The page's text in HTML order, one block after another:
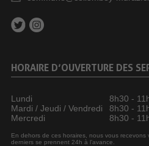
HORAIRE D’OUVERTURE DES
Lundi
8h30 -
Mardi / Jeudi / Vendredi
8h30 -
Mercredi
8h30 -
En dehors de ces horaires, nous vous recevons
derniers se prennent 24h à l’avance.